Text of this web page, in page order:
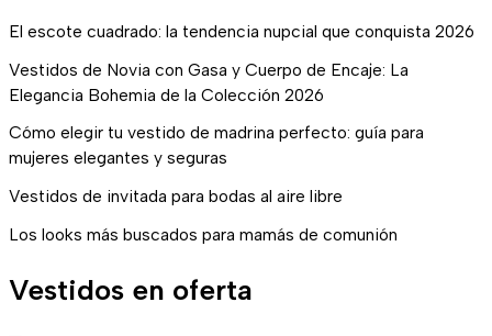
El escote cuadrado: la tendencia nupcial que conquista 2026
Vestidos de Novia con Gasa y Cuerpo de Encaje: La
Elegancia Bohemia de la Colección 2026
Cómo elegir tu vestido de madrina perfecto: guía para
mujeres elegantes y seguras
Vestidos de invitada para bodas al aire libre
Los looks más buscados para mamás de comunión
Vestidos en oferta